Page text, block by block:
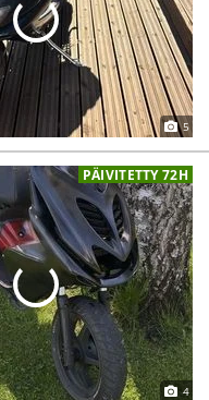
5
PÄIVITETTY 72H
4